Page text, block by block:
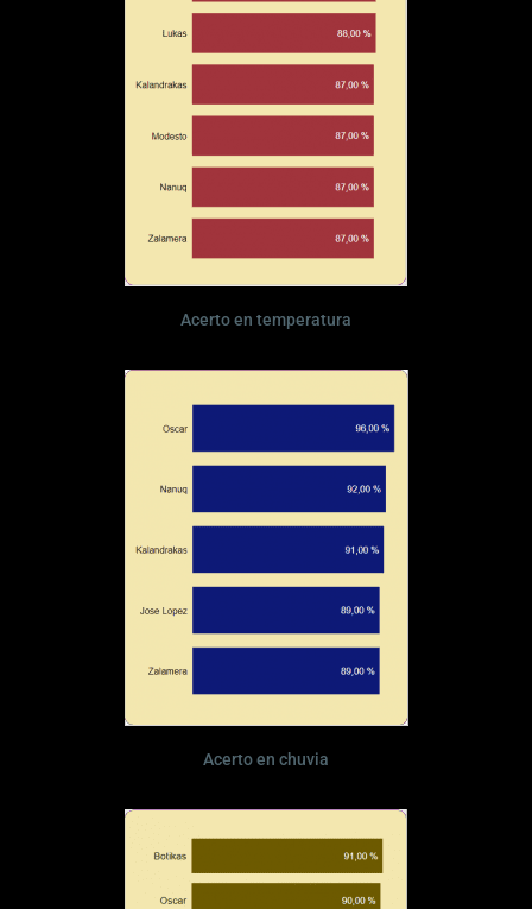
Acerto en temperatura
Acerto en chuvia